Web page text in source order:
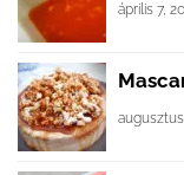
április 7,
augusztus